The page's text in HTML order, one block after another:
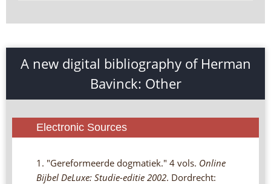
A new digital bibliography of Herman
Bavinck: Other
Electronic Sources
1. "Gereformeerde dogmatiek." 4 vols. Online
Bijbel DeLuxe: Studie-editie 2002. Dordrecht: